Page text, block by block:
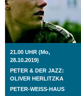
21.00 UHR (Mo,
28.10.2019)
PETER & DER JAZZ:
OLIVER HERLITZKA
PETER-WEISS-HAUS